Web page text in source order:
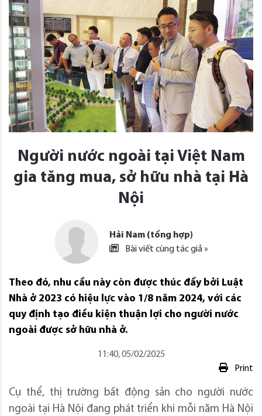
Người nước ngoài tại Việt Nam
gia tăng mua, sở hữu nhà tại Hà
Nội
Hải Nam (tổng hợp)
Bài viết cùng tác giả »
Theo đó, nhu cầu này còn được thúc đẩy bởi Luật
Nhà ở 2023 có hiệu lực vào 1/8 năm 2024, với các
quy định tạo điều kiện thuận lợi cho người nước
ngoài được sở hữu nhà ở.
11:40, 05/02/2025
Print
Cụ thể, thị trường bất động sản cho người nước
ngoài tại Hà Nội đang phát triển khi mỗi năm Hà Nội